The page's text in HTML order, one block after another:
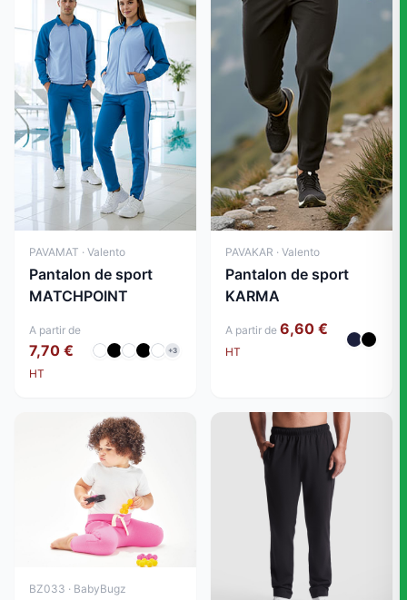
PAVAMAT · Valento
Pantalon de sport
MATCHPOINT
A partir de
7,70 €
HT
+3
PAVAKAR · Valento
Pantalon de sport
KARMA
A partir de 6,60 €
HT
BZ033 · BabyBugz